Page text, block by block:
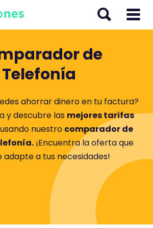
de
Telefonía
ahorrar dinero en tu factura?
y descubre las mejores tarifas
usando nuestro comparador de
¡Encuentra la oferta que
adapte a tus necesidades!
La más económica